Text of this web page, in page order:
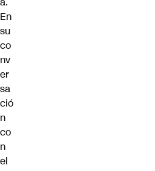
En
su
co
nv
er
sa
ció
n
co
n
el